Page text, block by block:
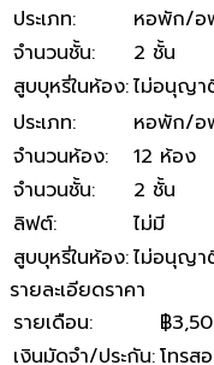
ประเภท: หอพัก/อ
จำนวนชั้น: 2 ชั้น
สูบบุหรี่ในห้อง:ไม่อนุญา
ประเภท:
หอพัก/อ
จำนวนห้อง:
12 ห้อง
จำนวนชั้น:
2 ชั้น
ลิฟต์:
ไม่มี
สูบบุหรี่ในห้อง:ไม่อนุญา
รายละเอียดราคา
รายเดือน: ฿
เงินมัดจำ/ประกัน:โทรส